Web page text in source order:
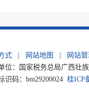
式 网站地图 网站
位：国家税务总局广西壮
识码：bm29200024 桂ICP